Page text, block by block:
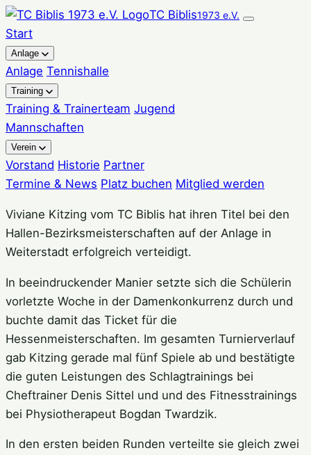
Zum
Inhalt
springen
TC Biblis1973 e.V.
Start
Anlage
Anlage Tennishalle
Training
Training & Trainerteam Jugend
Mannschaften
Verein
Vorstand Historie Partner
Termine & News Platz buchen Mitglied werden
Viviane Kitzing vom TC Biblis hat ihren Titel bei den
Hallen-Bezirksmeisterschaften auf der Anlage in
Weiterstadt erfolgreich verteidigt.
In beeindruckender Manier setzte sich die Schülerin
vorletzte Woche in der Damenkonkurrenz durch und
buchte damit das Ticket für die
Hessenmeisterschaften. Im gesamten Turnierverlauf
gab Kitzing gerade mal fünf Spiele ab und bestätigte
die guten Leistungen des Schlagtrainings bei
Cheftrainer Denis Sittel und und des Fitnesstrainings
bei Physiotherapeut Bogdan Twardzik.
In den ersten beiden Runden verteilte sie gleich zwei